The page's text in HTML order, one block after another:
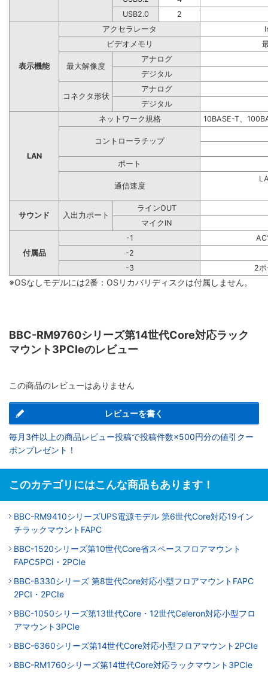
USB2.0
2
表示機能
アクセラレータ
ビデオメモリ
最大解像度
アナログ
デジタル
コネクタ形状
アナログ
デジタル
LAN
ネットワーク規格 10BASE-T、
コントローラチップ
ポート
通信速度
サウンド 入出力ポート
ラインOUT
マイクIN
付属品
-1
-2
-3
2
※OSなしモデルには2番：OSリカバリディスクは付属しません。
BBC-RM9760シリーズ第14世代Core対応ラック
マウント3PCIeのレビュー
この商品のレビューはありません
レビューを書く
毎月3件以上の商品レビュー投稿で投稿件数×500円分の値引クー
ポンプレゼント！
このカテゴリにはこんな商品もあります！
BBC-RM9410シリーズUPS電源モデル 第6世代Core対応19イン
チラックマウントFAPC
BBC-1520シリーズ第10世代Core省スペースフロアマウント
FAPC5PCI・2PCIe
BBC-8330シリーズ 第8世代Core対応小型フロアマウントFAPC
2PCI・2PCIe
BBC-1050シリーズ第13世代Core・12世代Celeron対応小型フロ
アマウント3PCIe
BBC-6360シリーズ第14世代Core対応小型フロアマウント2PCIe
BBC-RM1760シリーズ第14世代Core対応ラックマウント3PCIe